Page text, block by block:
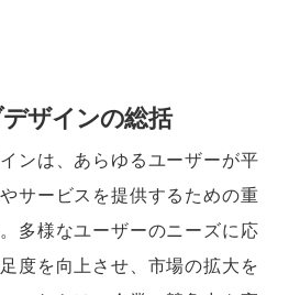
ザインの総括
ンは、あらゆるユーザーが平
サービスを提供するための重
多様なユーザーのニーズに応
度を向上させ、市場の拡大を